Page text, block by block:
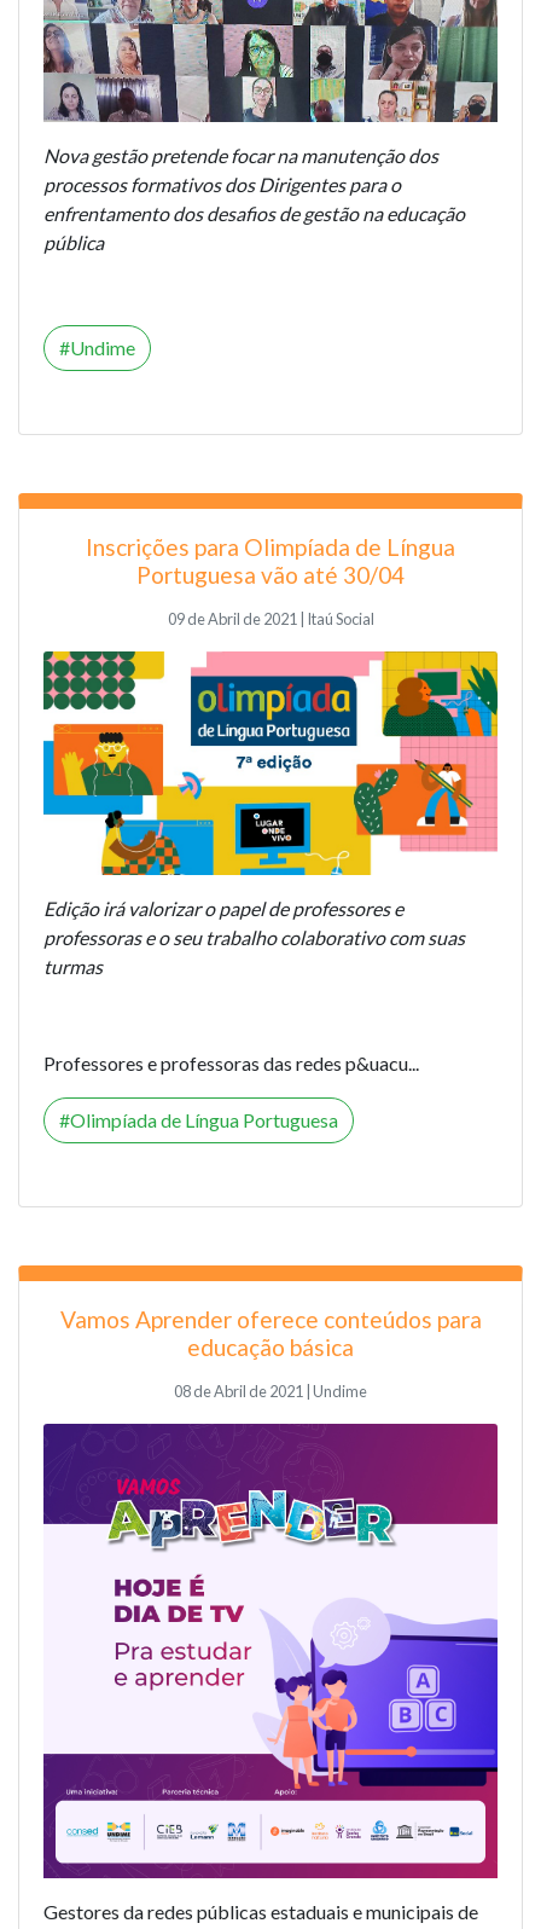
Nova gestão pretende focar na manutenção dos
processos formativos dos Dirigentes para o
enfrentamento dos desafios de gestão na educação
pública
Undime
Inscrições para Olimpíada de Língua
Portuguesa vão até 30/04
09 de Abril de 2021 | Itaú Social
Edição irá valorizar o papel de professores e
professoras e o seu trabalho colaborativo com suas
turmas
Professores e professoras das redes p&uacu...
Olimpíada de Língua Portuguesa
Vamos Aprender oferece conteúdos para
educação básica
08 de Abril de 2021 | Undime
Gestores da redes públicas estaduais e municipais de